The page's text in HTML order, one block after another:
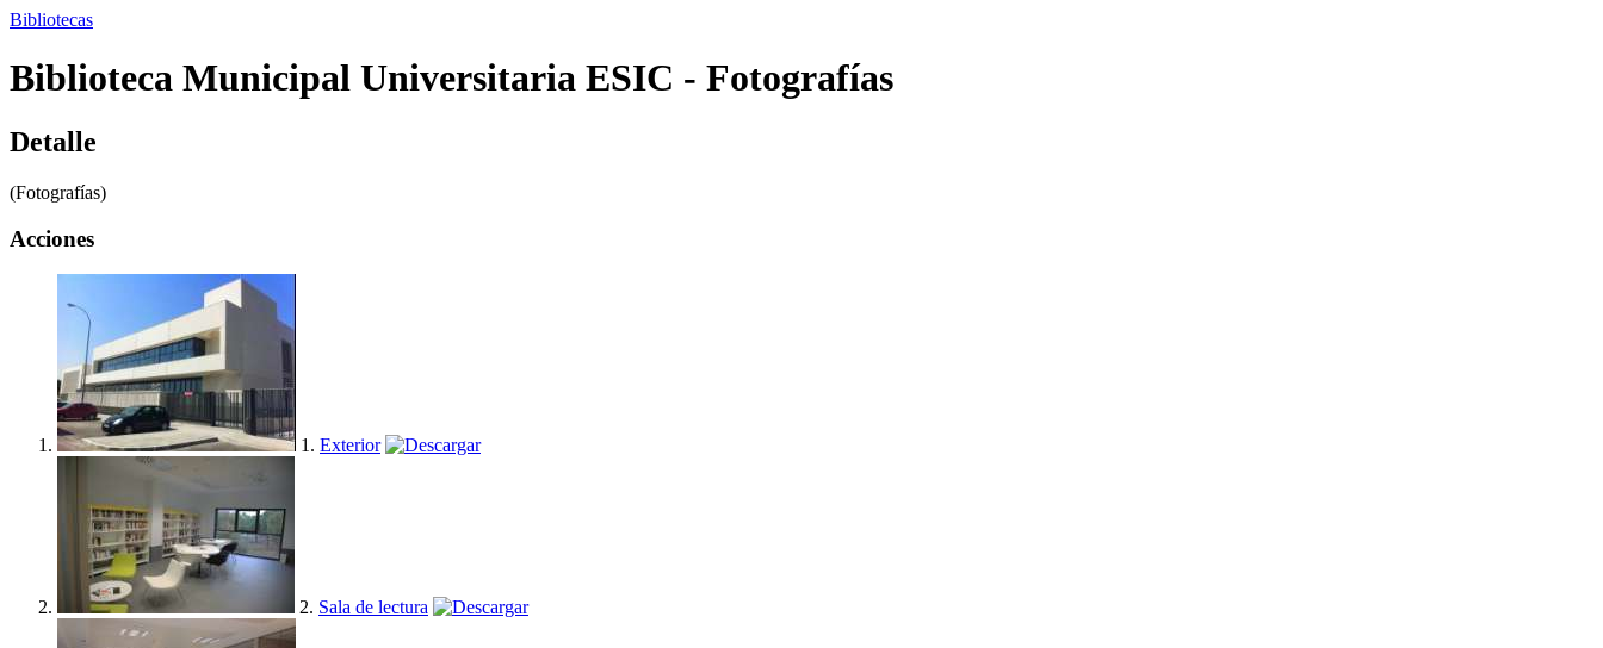
Bibliotecas
Biblioteca Municipal Universitaria ESIC - Fotografías
Detalle
(Fotografías)
Acciones
1. Exterior
2. Sala de lectura